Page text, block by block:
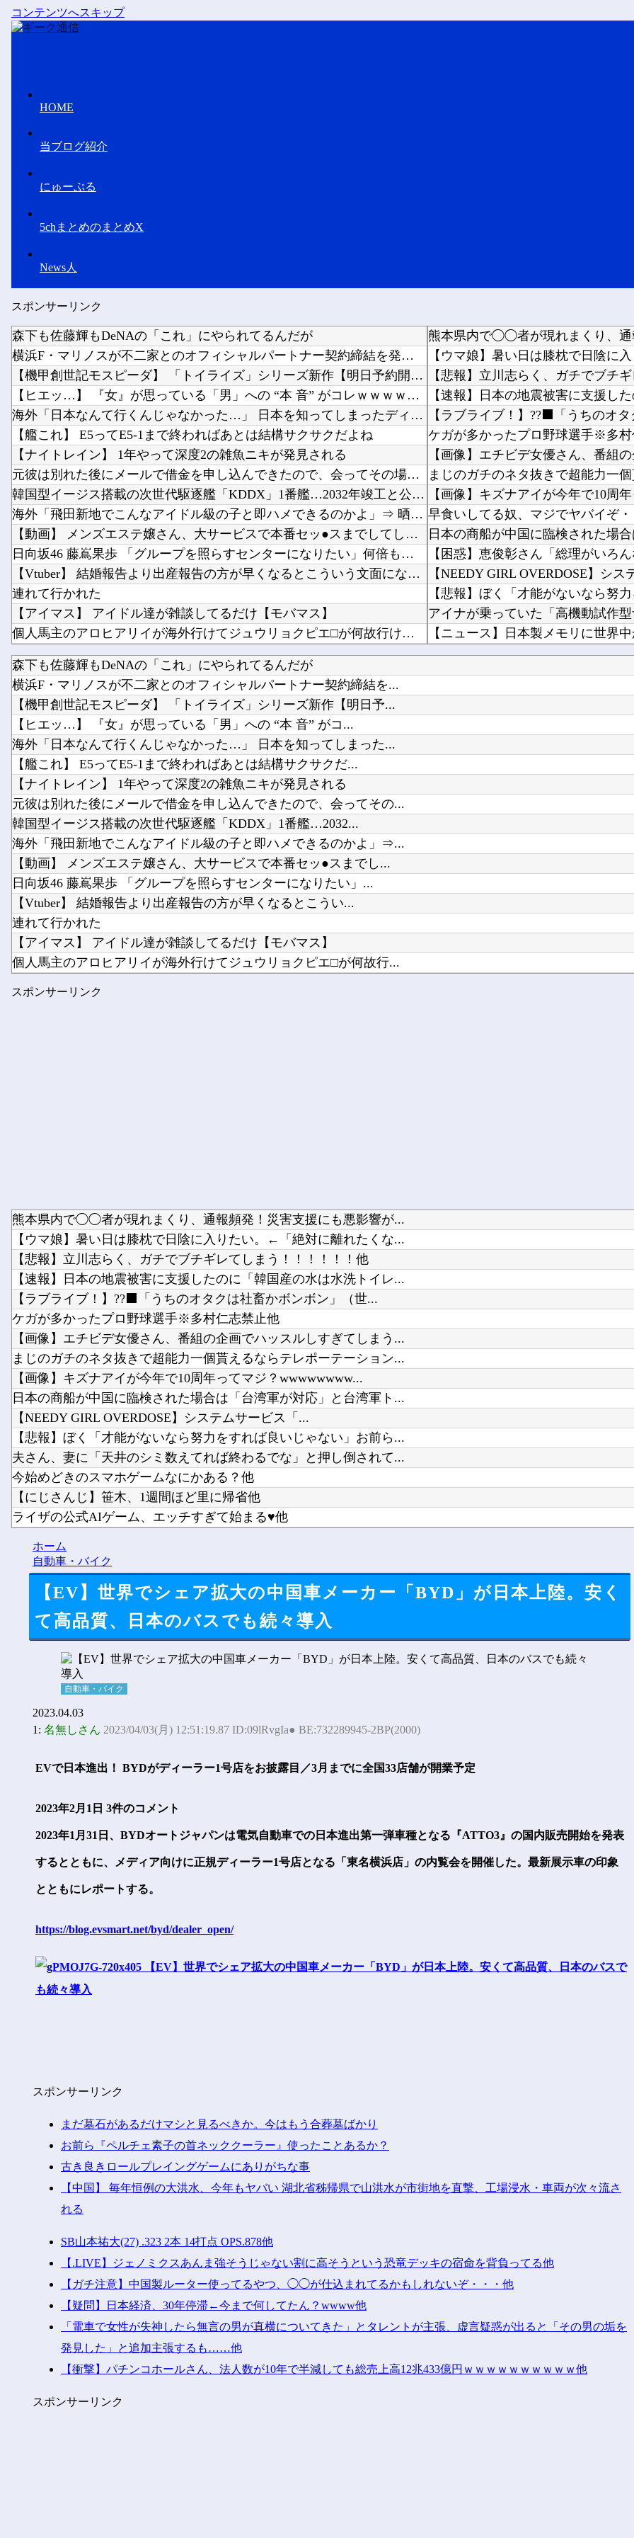
コンテンツへスキップ
HOME
当ブログ紹介
にゅーぷる
5chまとめのまとめX
News人
スポンサーリンク
森下も佐藤輝もDeNAの「これ」にやられてるんだが
横浜F・マリノスが不二家とのオフィシャルパートナー契約締結を発表 横浜創業の洋菓子メーカー
【機甲創世記モスピーダ】 「トイライズ」シリーズ新作【明日予約開始】
【ヒエッ…】 『女』が思っている「男」への “本 音” がコレｗｗｗｗｗｗｗｗｗｗ
海外「日本なんて行くんじゃなかった…」 日本を知ってしまったディズニー信者、帰国後『本家』...
【艦これ】 E5ってE5-1まで終わればあとは結構サクサクだよね
【ナイトレイン】 1年やって深度2の雑魚ニキが発見される
元彼は別れた後にメールで借金を申し込んできたので、会ってその場で消費者金融へ連れて行った…
韓国型イージス搭載の次世代駆逐艦「KDDX」1番艦…2032年竣工と公示！
海外「飛田新地でこんなアイドル級の子と即ハメできるのかよ」⇒ 晒された無修正動画がコチラ
【動画】 メンズエステ嬢さん、大サービスで本番セッ●スまでしてしまう・・・
日向坂46 藤嶌果歩 「グループを照らすセンターになりたい」何倍もキラキラしたかほりんが降...
【Vtuber】 結婚報告より出産報告の方が早くなるとこういう文面になるんか
連れて行かれた
【アイマス】 アイドル達が雑談してるだけ【モバマス】
個人馬主のアロヒアリイが海外行けてジュウリョクピエ□が何故行けないのか
【FGO】 夜kunさんのモルガンイラスト！！ 蝶の羽好きです！
ブログ更新停止のお知らせ
【艦これ】 深夜のゴーヤ画像スレ
Powered by livedoor 相互RSS
【悲報】立川志らく、ガチでブチ
ケガが多かったプロ野球選手※多村
早食いしてる奴、マジでヤバイぞ
今始めどきのスマホゲームなにか
【にじさんじ】笹木、1週間ほど里
ライザの公式AIゲーム、エッチす
Vチューバーに最近ある変化が起き
森下も佐藤輝もDeNAの「これ」にやられてるんだが
横浜F・マリノスが不二家とのオフィシャルパートナー契約締結を...
【機甲創世記モスピーダ】 「トイライズ」シリーズ新作【明日予...
【ヒエッ…】 『女』が思っている「男」への “本 音” がコ...
海外「日本なんて行くんじゃなかった…」 日本を知ってしまった...
【艦これ】 E5ってE5-1まで終わればあとは結構サクサクだ...
【ナイトレイン】 1年やって深度2の雑魚ニキが発見される
元彼は別れた後にメールで借金を申し込んできたので、会ってその...
韓国型イージス搭載の次世代駆逐艦「KDDX」1番艦…2032...
海外「飛田新地でこんなアイドル級の子と即ハメできるのかよ」⇒...
【動画】 メンズエステ嬢さん、大サービスで本番セッ●スまでし...
日向坂46 藤嶌果歩 「グループを照らすセンターになりたい」...
【Vtuber】 結婚報告より出産報告の方が早くなるとこうい...
連れて行かれた
【アイマス】 アイドル達が雑談してるだけ【モバマス】
個人馬主のアロヒアリイが海外行けてジュウリョクピエ□が何故行...
【艦これ】 深夜のゴーヤ画像スレ
スポンサーリンク
熊本県内で◯◯者が現れまくり、通報頻発！災害支援にも悪影響が...
【ウマ娘】暑い日は膝枕で日陰に入りたい。←「絶対に離れたくな...
【悲報】立川志らく、ガチでブチギレてしまう！！！！！！他
【速報】日本の地震被害に支援したのに「韓国産の水は水洗トイレ...
【ラブライブ！】??‍⬛「うちのオタクは社畜かボンボン」（世...
ケガが多かったプロ野球選手※多村仁志禁止他
【画像】エチビデ女優さん、番組の企画でハッスルしすぎてしまう...
まじのガチのネタ抜きで超能力一個貰えるならテレポーテーション...
【画像】キズナアイが今年で10周年ってマジ？wwwwwwww...
日本の商船が中国に臨検された場合は「台湾軍が対応」と台湾軍ト...
【NEEDY GIRL OVERDOSE】システムサービス「...
【悲報】ぼく「才能がないなら努力をすれば良いじゃない」お前ら...
夫さん、妻に「天井のシミ数えてれば終わるでな」と押し倒されて...
今始めどきのスマホゲームなにかある？他
【にじさんじ】笹木、1週間ほど里に帰省他
ライザの公式AIゲーム、エッチすぎて始まる♥他
【にじさんじ】8月7日(金)22:00から周央サンゴ、志摩ス...
ホーム
自動車・バイク
【EV】世界でシェア拡大の中国車メーカー「BYD」が日本上陸。安く
て高品質、日本のバスでも続々導入
自動車・バイク
2023.04.03
1: 名無しさん 2023/04/03(月) 12:51:19.87 ID:09lRvgIa● BE:732289945-2BP(2000)
EVで日本進出！ BYDがディーラー1号店をお披露目／3月までに全国33店舗が開業予定
2023年2月1日 3件のコメント
2023年1月31日、BYDオートジャパンは電気自動車での日本進出第一弾車種となる『ATTO3』の国内販売開始を発表
するとともに、メディア向けに正規ディーラー1号店となる「東名横浜店」の内覧会を開催した。最新展示車の印象
とともにレポートする。
https://blog.evsmart.net/byd/dealer_open/
スポンサーリンク
まだ墓石があるだけマシと見るべきか。今はもう合葬墓ばかり
お前ら『ペルチェ素子の首ネッククーラー』使ったことあるか？
古き良きロールプレイングゲームにありがちな事
【中国】 毎年恒例の大洪水、今年もヤバい 湖北省秭帰県で山洪水が市街地を直撃、工場浸水・車両が次々流さ
れる
SB山本祐大(27) .323 2本 14打点 OPS.878他
【.LIVE】ジェノミクスあんま強そうじゃない割に高そうという恐竜デッキの宿命を背負ってる他
【ガチ注意】中国製ルーター使ってるやつ、◯◯が仕込まれてるかもしれないぞ・・・他
【疑問】日本経済、30年停滞←今まで何してたん？wwww他
「電車で女性が失神したら無言の男が真横についてきた」とタレントが主張、虚言疑惑が出ると「その男の垢を
発見した」と追加主張するも……他
【衝撃】パチンコホールさん、法人数が10年で半減しても総売上高12兆433億円ｗｗｗｗｗｗｗｗｗｗ他
スポンサーリンク